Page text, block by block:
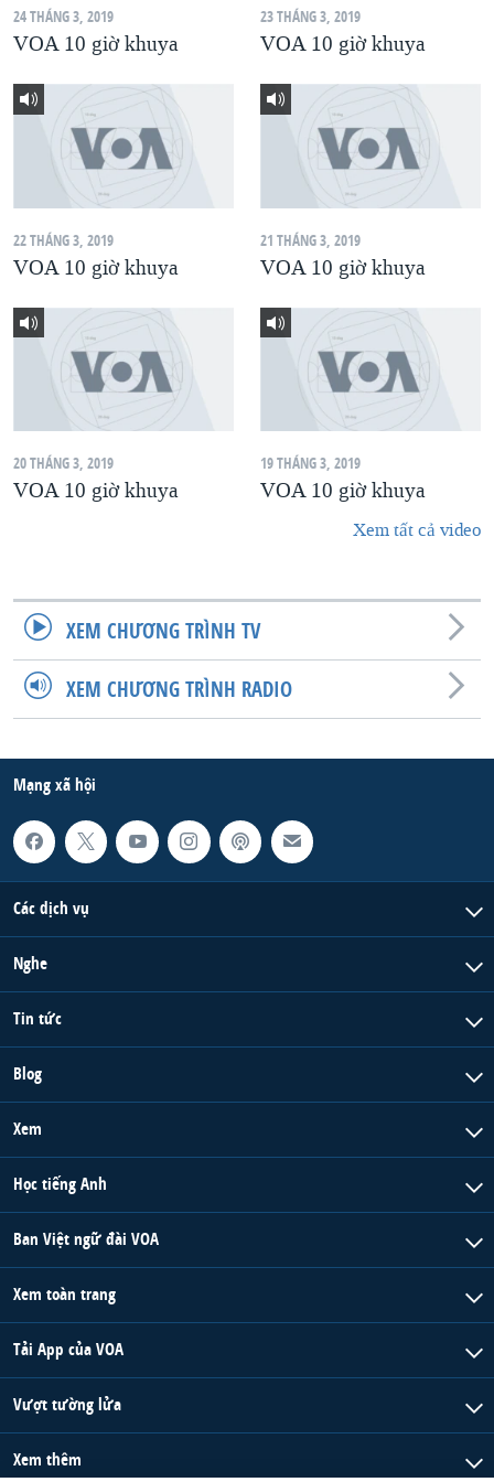
QUAN HỆ VIỆT MỸ
24 THÁNG 3, 2019
VOA 10 giờ khuya
23 THÁNG 3, 2019
VOA 10 giờ khuya
22 THÁNG 3, 2019
VOA 10 giờ khuya
21 THÁNG 3, 2019
VOA 10 giờ khuya
20 THÁNG 3, 2019
VOA 10 giờ khuya
19 THÁNG 3, 2019
VOA 10 giờ khuya
Xem tất cả video
XEM CHƯƠNG TRÌNH TV
XEM CHƯƠNG TRÌNH RADIO
Mạng xã hội
Các dịch vụ
Nghe
Tin tức
Blog
Xem
Học tiếng Anh
Ban Việt ngữ đài VOA
Xem toàn trang
Tải App của VOA
Vượt tường lửa
Xem thêm